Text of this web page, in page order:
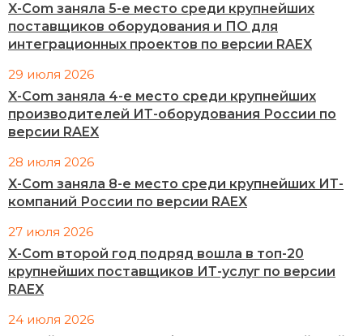
X-Com заняла 5-е место среди крупнейших
поставщиков оборудования и ПО для
интеграционных проектов по версии RAEX
29 июля 2026
X-Com заняла 4-е место среди крупнейших
производителей ИТ-оборудования России по
версии RAEX
28 июля 2026
X-Com заняла 8-е место среди крупнейших ИТ-
компаний России по версии RAEX
27 июля 2026
X-Com второй год подряд вошла в топ-20
крупнейших поставщиков ИТ-услуг по версии
RAEX
24 июля 2026